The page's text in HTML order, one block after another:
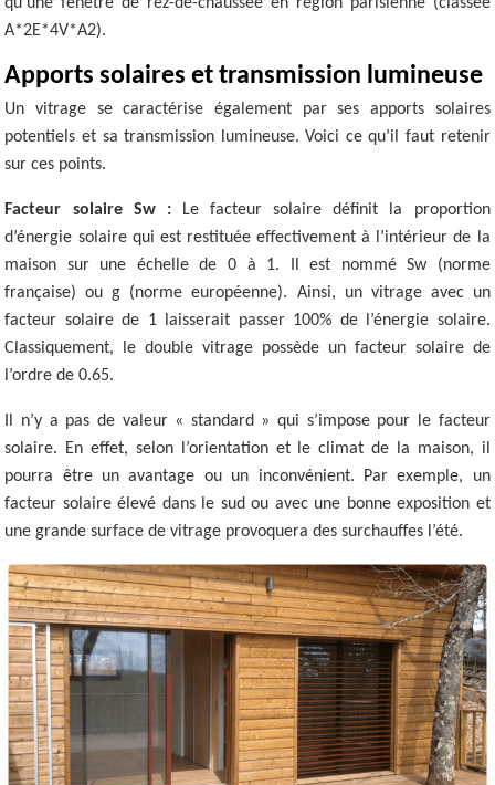
A*2E*4V*A2).
Apports solaires et transmission lumineuse
Un vitrage se caractérise également par ses apports solaires
potentiels et sa transmission lumineuse. Voici ce qu’il faut retenir
sur ces points.
Facteur solaire Sw :Le facteur solaire définit la proportion
d’énergie solaire qui est restituée effectivement à l’intérieur de la
maison sur une échelle de 0 à 1. Il est nommé Sw (norme
française) ou g (norme européenne). Ainsi, un vitrage avec un
facteur solaire de 1 laisserait passer 100% de l’énergie solaire.
Classiquement, le double vitrage possède un facteur solaire de
l’ordre de 0.65.
Il n’y a pas de valeur « standard » qui s’impose pour le facteur
solaire. En effet, selon l’orientation et le climat de la maison, il
pourra être un avantage ou un inconvénient. Par exemple, un
facteur solaire élevé dans le sud ou avec une bonne exposition et
une grande surface de vitrage provoquera des surchauffes l’été.